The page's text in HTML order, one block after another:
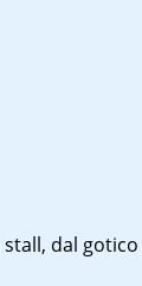
stall, dal gotico